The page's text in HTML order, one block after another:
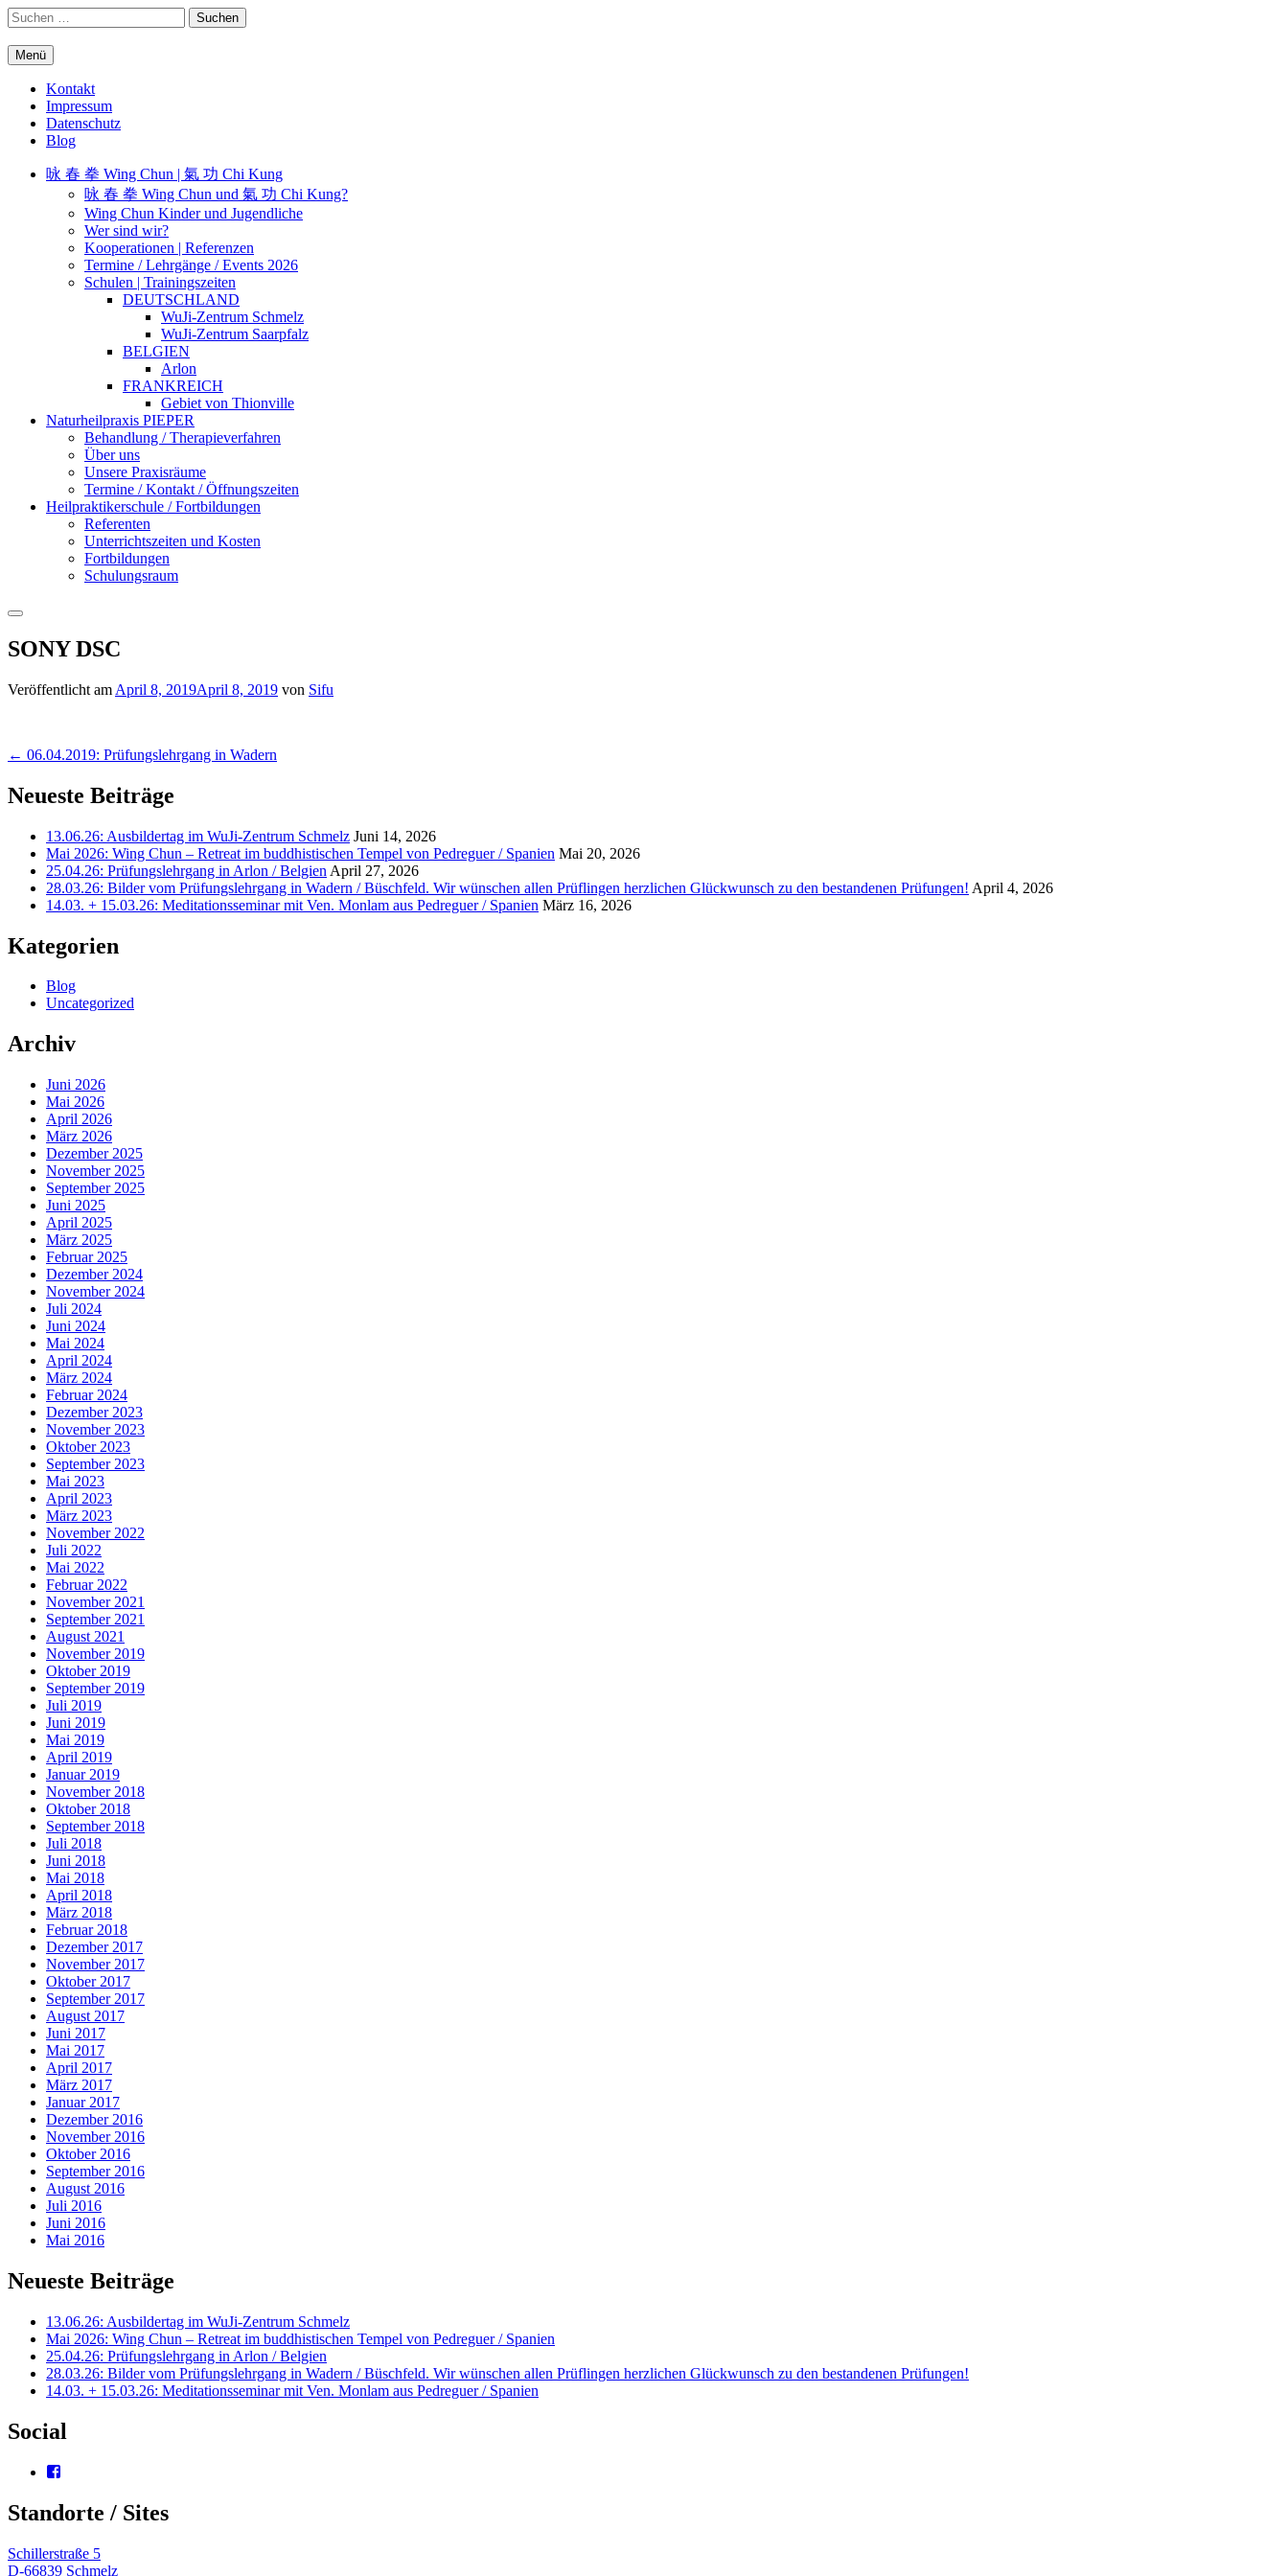
Springe
zum
Inhalt
Suchen
nach:
WuJi – Zentrum
WuJi Konzept
Menü
Kontakt
Impressum
Datenschutz
Blog
咏 春 拳 Wing Chun | 氣 功 Chi Kung
咏 春 拳 Wing Chun und 氣 功 Chi Kung?
Wing Chun Kinder und Jugendliche
Wer sind wir?
Kooperationen | Referenzen
Termine / Lehrgänge / Events 2026
Schulen | Trainingszeiten
DEUTSCHLAND
WuJi-Zentrum Schmelz
WuJi-Zentrum Saarpfalz
BELGIEN
Arlon
FRANKREICH
Gebiet von Thionville
Naturheilpraxis PIEPER
Behandlung / Therapieverfahren
Über uns
Unsere Praxisräume
Termine / Kontakt / Öffnungszeiten
Heilpraktikerschule / Fortbildungen
Referenten
Unterrichtszeiten und Kosten
Fortbildungen
Schulungsraum
Suchen
SONY DSC
Veröffentlicht am April 8, 2019April 8, 2019 von Sifu
Beitrags-
Navigation
← 06.04.2019: Prüfungslehrgang in Wadern
Neueste Beiträge
13.06.26: Ausbildertag im WuJi-Zentrum Schmelz Juni 14, 2026
Mai 2026: Wing Chun – Retreat im buddhistischen Tempel von Pedreguer / Spanien Mai 20, 2026
25.04.26: Prüfungslehrgang in Arlon / Belgien April 27, 2026
28.03.26: Bilder vom Prüfungslehrgang in Wadern / Büschfeld. Wir wünschen allen Prüflingen herzlichen Glückwunsch zu den bestandenen Prüfungen! April 4, 2026
14.03. + 15.03.26: Meditationsseminar mit Ven. Monlam aus Pedreguer / Spanien März 16, 2026
Kategorien
Blog
Uncategorized
Archiv
Juni 2026
Mai 2026
April 2026
März 2026
Dezember 2025
November 2025
September 2025
Juni 2025
April 2025
März 2025
Februar 2025
Dezember 2024
November 2024
Juli 2024
Juni 2024
Mai 2024
April 2024
März 2024
Februar 2024
Dezember 2023
November 2023
Oktober 2023
September 2023
Mai 2023
April 2023
März 2023
November 2022
Juli 2022
Mai 2022
Februar 2022
November 2021
September 2021
August 2021
November 2019
Oktober 2019
September 2019
Juli 2019
Juni 2019
Mai 2019
April 2019
Januar 2019
November 2018
Oktober 2018
September 2018
Juli 2018
Juni 2018
Mai 2018
April 2018
März 2018
Februar 2018
Dezember 2017
November 2017
Oktober 2017
September 2017
August 2017
Juni 2017
Mai 2017
April 2017
März 2017
Januar 2017
Dezember 2016
November 2016
Oktober 2016
September 2016
August 2016
Juli 2016
Juni 2016
Mai 2016
Neueste Beiträge
13.06.26: Ausbildertag im WuJi-Zentrum Schmelz
Mai 2026: Wing Chun – Retreat im buddhistischen Tempel von Pedreguer / Spanien
25.04.26: Prüfungslehrgang in Arlon / Belgien
28.03.26: Bilder vom Prüfungslehrgang in Wadern / Büschfeld. Wir wünschen allen Prüflingen herzlichen Glückwunsch zu den bestandenen Prüfungen!
14.03. + 15.03.26: Meditationsseminar mit Ven. Monlam aus Pedreguer / Spanien
Social
wingtsun.arlon
auf
anzeigen
Standorte / Sites
Schillerstraße 5
D-66839 Schmelz